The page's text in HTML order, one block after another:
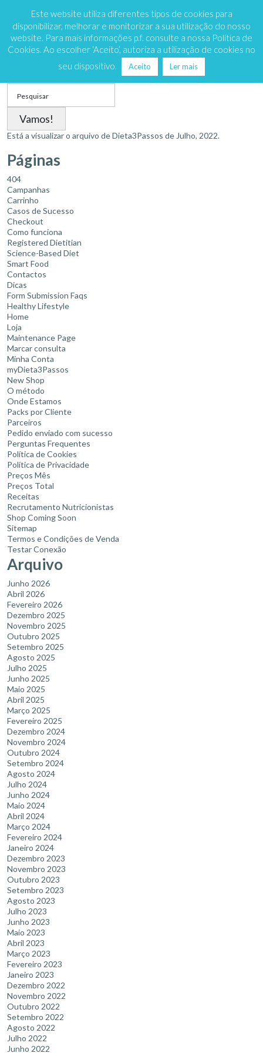
808 200 333 Marque já
Julho 2022
for:
Está a visualizar o arquivo deDieta3Passos de Julho, 2022.
Páginas
404
Campanhas
Carrinho
Casos de Sucesso
Checkout
Como funciona
Registered Dietitian
Science-Based Diet
Smart Food
Contactos
Dicas
Form Submission Faqs
Healthy Lifestyle
Home
Loja
Maintenance Page
Marcar consulta
Minha Conta
myDieta3Passos
New Shop
O método
Onde Estamos
Packs por Cliente
Parceiros
Pedido enviado com sucesso
Perguntas Frequentes
Política de Cookies
Política de Privacidade
Preços Mês
Preços Total
Receitas
Recrutamento Nutricionistas
Shop Coming Soon
Sitemap
Termos e Condições de Venda
Testar Conexão
Arquivo
Junho 2026
Abril 2026
Fevereiro 2026
Dezembro 2025
Novembro 2025
Outubro 2025
Setembro 2025
Agosto 2025
Julho 2025
Junho 2025
Maio 2025
Abril 2025
Março 2025
Fevereiro 2025
Dezembro 2024
Novembro 2024
Outubro 2024
Setembro 2024
Agosto 2024
Julho 2024
Junho 2024
Maio 2024
Abril 2024
Março 2024
Fevereiro 2024
Janeiro 2024
Dezembro 2023
Novembro 2023
Outubro 2023
Setembro 2023
Agosto 2023
Julho 2023
Junho 2023
Maio 2023
Abril 2023
Março 2023
Fevereiro 2023
Janeiro 2023
Dezembro 2022
Novembro 2022
Outubro 2022
Setembro 2022
Agosto 2022
Julho 2022
Junho 2022
Este website utiliza diferentes tipos de cookies para
disponibilizar, melhorar e monitorizar a sua utilização do nosso
website. Para mais informações p.f. consulte a nossa Política de
Cookies. Ao escolher ‘Aceito’, autoriza a utilização de cookies no
seu dispositivo.
Aceito Ler mais